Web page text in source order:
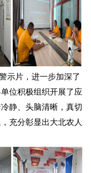
片，进一步加深了
位积极组织开展了应
静、头脑清晰，真切
充分彰显出大北农人